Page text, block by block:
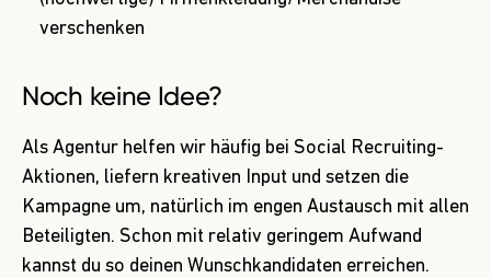
verschenken
Noch keine Idee?
Als Agentur helfen wir häufig bei Social Recruiting-
Aktionen, liefern kreativen Input und setzen die
Kampagne um, natürlich im engen Austausch mit allen
Beteiligten. Schon mit relativ geringem Aufwand
kannst du so deinen Wunschkandidaten erreichen.